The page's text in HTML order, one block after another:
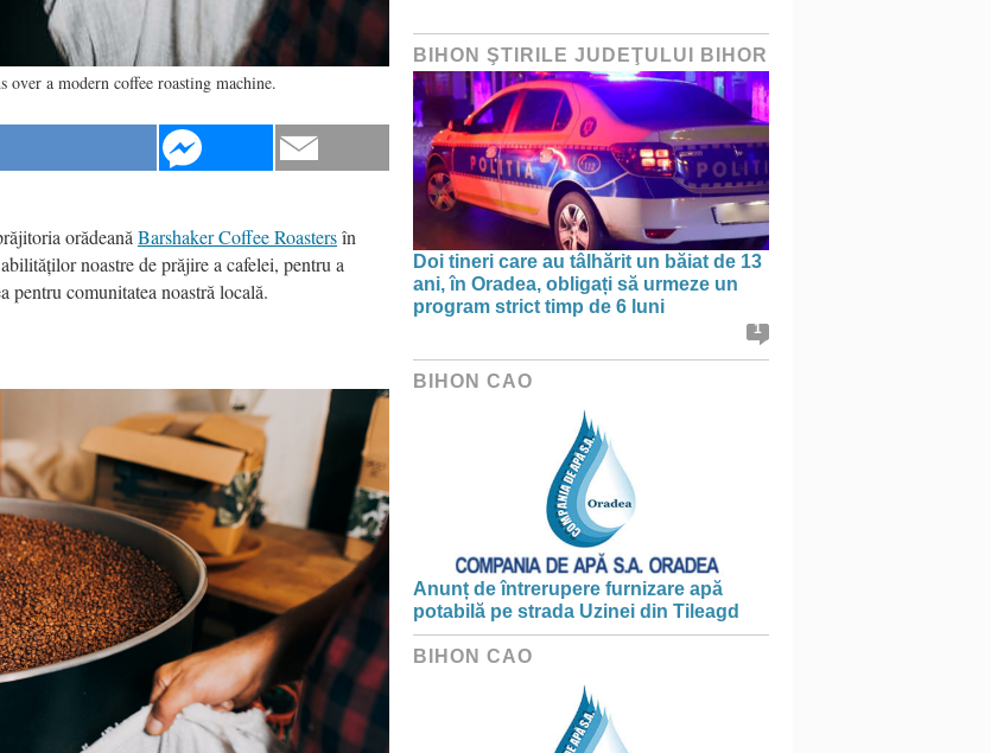
over a modern coffee roasting machine.
orădeană Barshaker Coffee Roastersîn
noastre de prăjire a cafelei, pentru a
pentru comunitatea noastră locală.
BIHON ŞTIRILE JUDEŢULUI BIHOR
Doi tineri care au tâlhărit un băiat de 13
ani, în Oradea, obligați să urmeze un
program strict timp de 6 luni
1
BIHON CAO
Anunț de întrerupere furnizare apă
potabilă pe strada Uzinei din Tileagd
BIHON CAO